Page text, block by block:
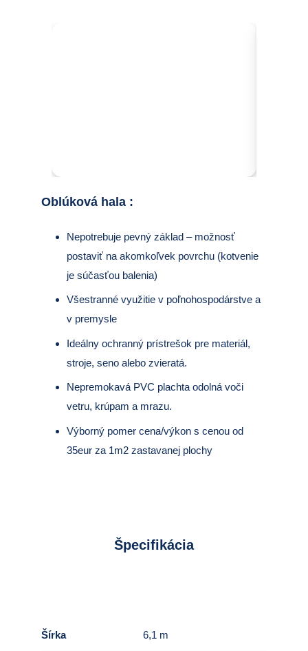
Oblúková hala:
Nepotrebuje pevný základ – možnosť
postaviť na akomkoľvek povrchu (kotvenie
je súčasťou balenia)
Všestranné využitie v poľnohospodárstve a
v premysle
Ideálny ochranný prístrešok pre materiál,
stroje, seno alebo zvieratá.
Nepremokavá PVC plachta odolná voči
vetru, krúpam a mrazu.
Výborný pomer cena/výkon s cenou od
35eur za 1m2 zastavanej plochy
Špecifikácia
Šírka 6,1 m